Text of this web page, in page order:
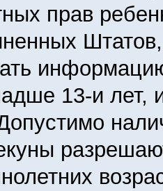
прав
13-и лет,